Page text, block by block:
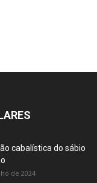
cabalística do sábio
de 2024